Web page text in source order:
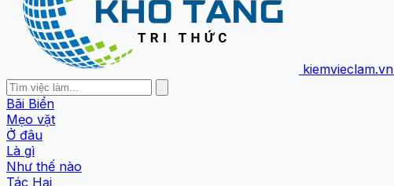
kiemvieclam.vn
Bãi Biển
Mẹo vặt
Ở đâu
Là gì
Như thế nào
Tác Hại